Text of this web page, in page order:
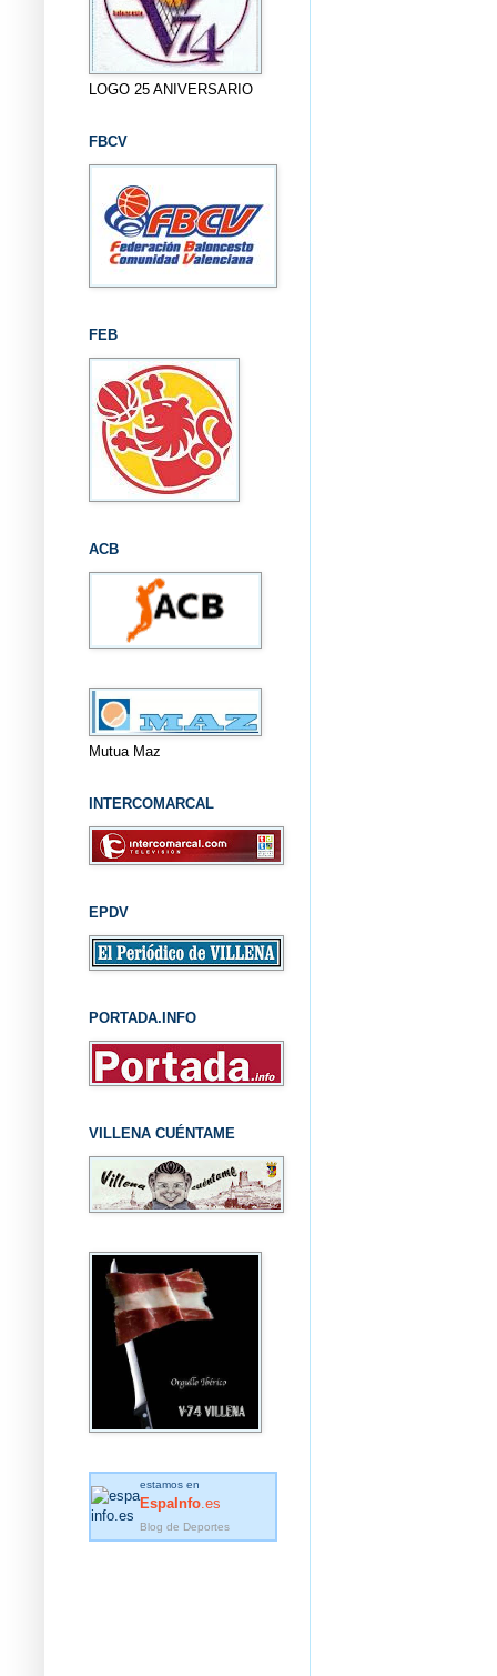
LOGO 25 ANIVERSARIO
FBCV
FEB
ACB
Mutua Maz
INTERCOMARCAL
EPDV
PORTADA.INFO
VILLENA CUÉNTAME
estamos en
EspaInfo .es
Blog de Deportes